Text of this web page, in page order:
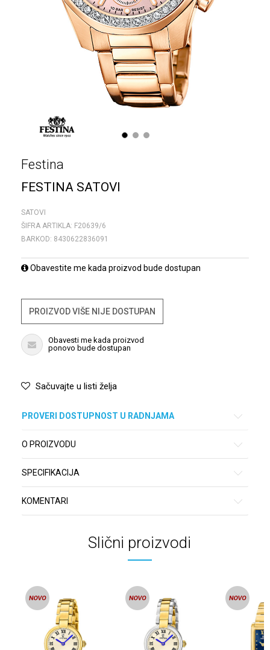
1 2 3
Festina
FESTINA SATOVI
SATOVI
ŠIFRA ARTIKLA: F20639/6
BARKOD: 8430622836091
Obavestite me kada proizvod bude dostupan
PROIZVOD VIŠE NIJE DOSTUPAN
Obavesti me kada proizvod
ponovo bude dostupan
Sačuvajte u listi želja
PROVERI DOSTUPNOST U RADNJAMA
O PROIZVODU
SPECIFIKACIJA
KOMENTARI
Slični proizvodi